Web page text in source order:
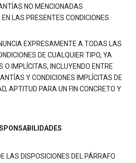
NO MENCIONADAS
LAS PRESENTES CONDICIONES.
EXPRESAMENTE A TODAS LAS
DE CUALQUIER TIPO, YA
O IMPLÍCITAS, INCLUYENDO ENTRE
Y CONDICIONES IMPLÍCITAS DE
APTITUD PARA UN FIN CONCRETO Y
LAS DISPOSICIONES DEL PÁRRAFO